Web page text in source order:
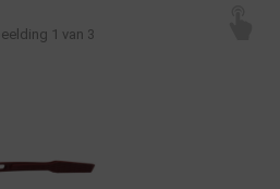
1 van 3